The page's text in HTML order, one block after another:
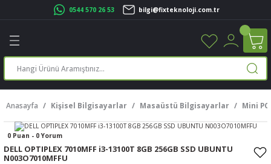
0544 570 26 53 bilgi@fixteknoloji.com.tr
Geri Dön
Geri Dön
Geri Dön
Yazıcı
Geri Dön
Geri Dön
Geri Dön
Geri Dön
Geri Dön
Anasayfa Kişisel Bilgisayarlar Masaüstü Bilgisayarlar Mini PC
0 Puan - 0 Yorum
DELL OPTIPLEX 7010MFF i3-13100T 8GB 256GB SSD UBUNTU
N003O7010MFFU